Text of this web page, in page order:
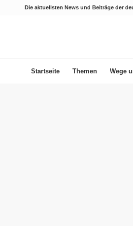
Die aktuellsten News und Beiträge der
Startseite Themen Wege